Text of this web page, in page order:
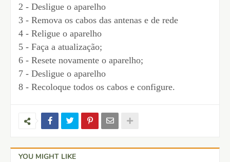
2 - Desligue o aparelho
3 - Remova os cabos das antenas e de rede
4 - Religue o aparelho
5 - Faça a atualização;
6 - Resete novamente o aparelho;
7 - Desligue o aparelho
8 - Recoloque todos os cabos e configure.
YOU MIGHT LIKE